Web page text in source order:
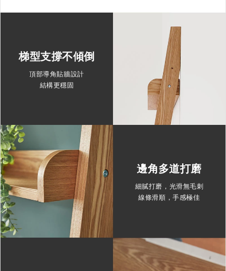
梯型支撐不傾倒
頂部導角貼牆設計
結構更穩固
邊角多道打磨
細膩打磨，光滑無毛刺
線條滑順，手感極佳